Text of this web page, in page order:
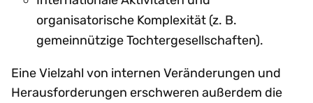
organisatorische Komplexität (z. B.
gemeinnützige Tochtergesellschaften).
Eine Vielzahl von internen Veränderungen und
Herausforderungen erschweren außerdem die